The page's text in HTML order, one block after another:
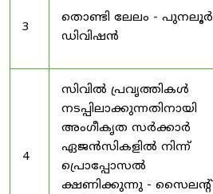
3
തൊണ്ടി ലേലം - പുനലൂർ
ഡിവിഷൻ
4
സിവിൽ പ്രവൃത്തികൾ
നടപ്പിലാക്കുന്നതിനായി
അംഗീകൃത സർക്കാർ
ഏജൻസികളിൽ നിന്ന്
പ്രൊപ്പോസൽ
ക്ഷണിക്കുന്നു - സൈലന്റ്